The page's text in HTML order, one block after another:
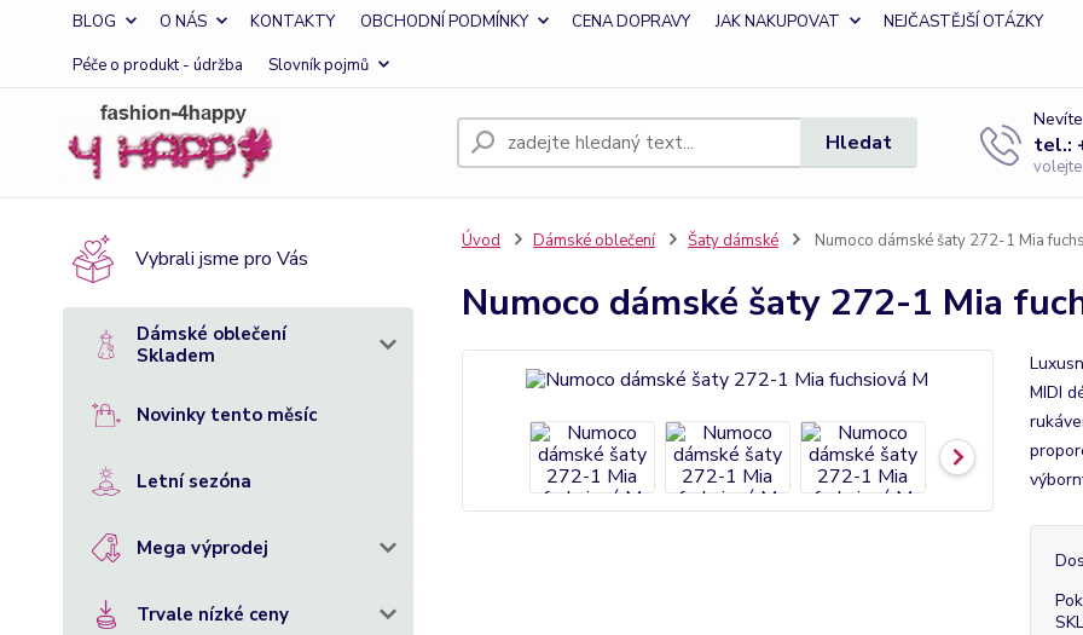
BLOG O NÁS KONTAKTY OBCHODNÍ PODMÍNKY CENA DOPRAVY JAK NAKUPOVAT
NEJČASTĚJŠÍ OTÁZKY
Péče o produkt - údržba
Slovník pojmů
Hledat tel.:
Vybrali jsme pro Vás
Dámské oblečení
Skladem
Novinky tento měsíc
Letní sezóna
Mega výprodej
Trvale nízké ceny
Úvod Dámské oblečení Šaty dámské Numoco dámské šaty 272-1 Mia
Numoco dámské šaty 272-1 Mia
MIDI